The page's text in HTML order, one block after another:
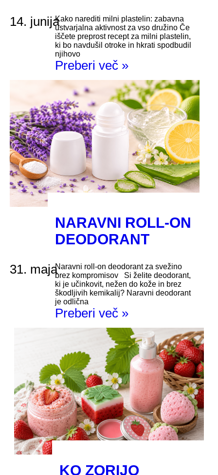
14. junijaKako narediti milni plastelin: zabavna
ustvarjalna aktivnost za vso družino Če
iščete preprost recept za milni plastelin,
ki bo navdušil otroke in hkrati spodbudil
njihovo
Preberi več »
NARAVNI ROLL-ON
DEODORANT
31. majaNaravni roll-on deodorant za svežino
brez kompromisov Si želite deodorant,
ki je učinkovit, nežen do kože in brez
škodljivih kemikalij? Naravni deodorant
je odlična
Preberi več »
KO ZORIJO